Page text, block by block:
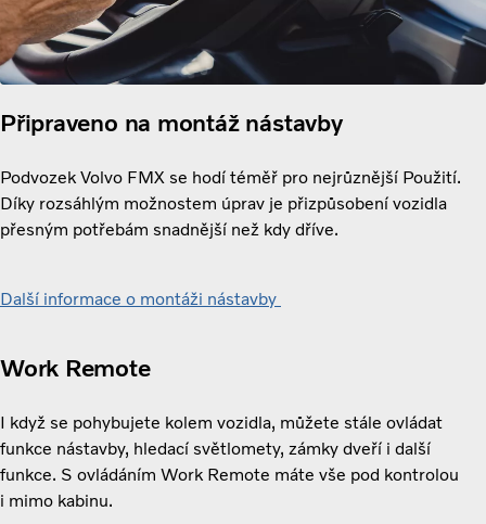
Připraveno na montáž nástavby
Podvozek Volvo FMX se hodí téměř pro nejrůznější Použití.
Díky rozsáhlým možnostem úprav je přizpůsobení vozidla
přesným potřebám snadnější než kdy dříve.
Další informace o montáži nástavby
Work Remote
I když se pohybujete kolem vozidla, můžete stále ovládat
funkce nástavby, hledací světlomety, zámky dveří i další
funkce. S ovládáním Work Remote máte vše pod kontrolou
i mimo kabinu.